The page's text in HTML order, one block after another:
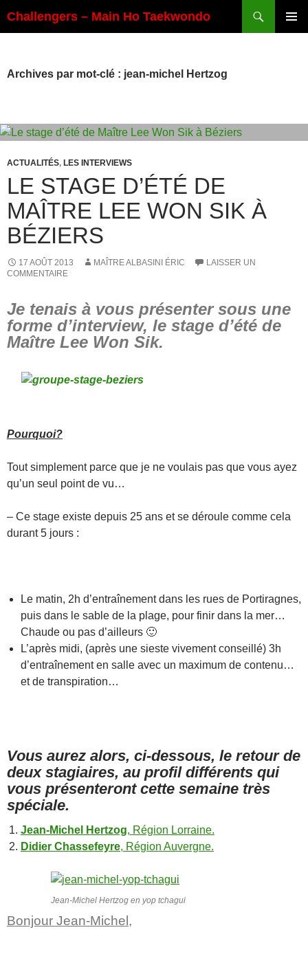
au
Challengers – Main Ho Taekwondo
Archives par mot-clé : jean-michel Hertzog
ACTUALITÉS, LES INTERVIEWS
LE STAGE D’ÉTÉ DE
MAÎTRE LEE WON SIK À
BÉZIERS
17 AOÛT 2013 MAÎTRE ALBASINI ÉRIC
LAISSER UN
COMMENTAIRE
Je tenais à vous présenter sous une
forme d’interview, le stage d’été de
Maître Lee Won Sik.
Pourquoi?
Tout simplement parce que je ne voulais pas que vous ayez
qu’un seul point de vu…
– Ce stage existe depuis 25 ans et se déroule comme cela
durant 5 jours :
Le matin, 2h d’entraînement dans les rues de Portiragnes,
puis dans le sable de la plage, pour finir dans la mer…
Chaude ou pas d’ailleurs 🙂
L’après midi, (après une sieste vivement conseillé) 3h
d’entraînement en salle avec un maximum de contenu…
et de transpiration…
Vous aurez alors, ci-dessous, le retour de
deux stagiaires, au profil différents qui
vous présenteront cette semaine très
spéciale.
Jean-Michel Hertzog, Région Lorraine.
Didier Chassefeyre, Région Auvergne.
Jean-Michel Hertzog en yop tchagui
Bonjour Jean-Michel,